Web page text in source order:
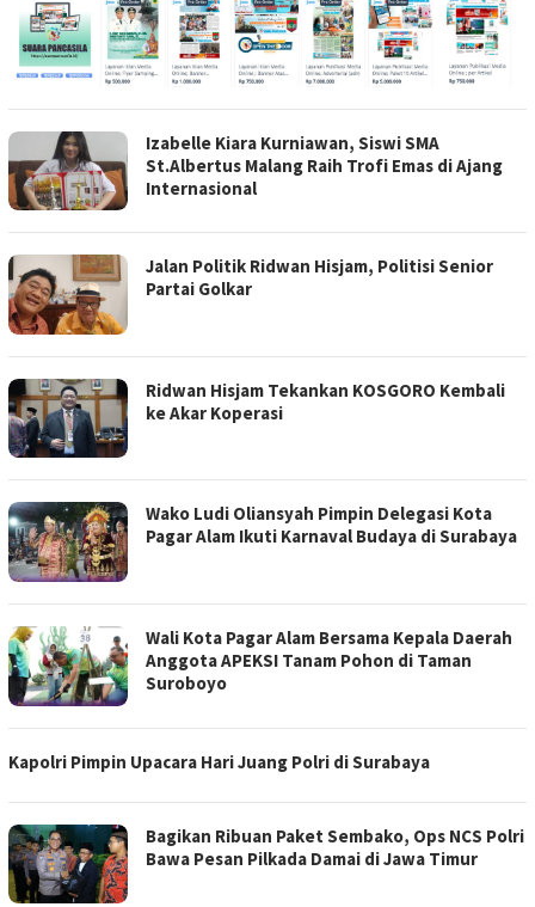
Izabelle Kiara Kurniawan, Siswi SMA
St.Albertus Malang Raih Trofi Emas di Ajang
Internasional
Jalan Politik Ridwan Hisjam, Politisi Senior
Partai Golkar
Ridwan Hisjam Tekankan KOSGORO Kembali
ke Akar Koperasi
Wako Ludi Oliansyah Pimpin Delegasi Kota
Pagar Alam Ikuti Karnaval Budaya di Surabaya
Wali Kota Pagar Alam Bersama Kepala Daerah
Anggota APEKSI Tanam Pohon di Taman
Suroboyo
Kapolri Pimpin Upacara Hari Juang Polri di Surabaya
Bagikan Ribuan Paket Sembako, Ops NCS Polri
Bawa Pesan Pilkada Damai di Jawa Timur